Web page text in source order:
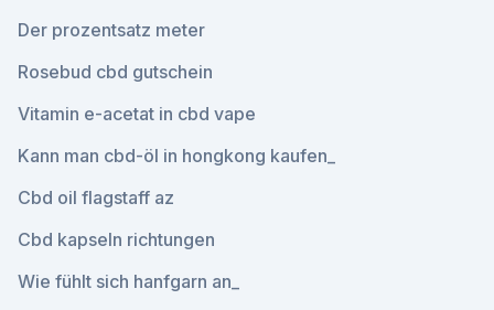
Der prozentsatz meter
Rosebud cbd gutschein
Vitamin e-acetat in cbd vape
Kann man cbd-öl in hongkong kaufen_
Cbd oil flagstaff az
Cbd kapseln richtungen
Wie fühlt sich hanfgarn an_